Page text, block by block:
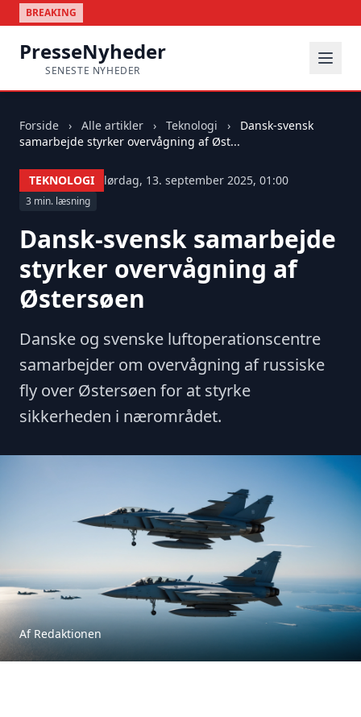
BREAKING
PresseNyheder
SENESTE NYHEDER
Forside › Alle artikler › Teknologi ›
Dansk-svensk
samarbejde styrker overvågning af Øst...
TEKNOLOGI lørdag, 13. september 2025, 01:00
3 min. læsning
Dansk-svensk samarbejde
styrker overvågning af
Østersøen
Danske og svenske luftoperationscentre
samarbejder om overvågning af russiske
fly over Østersøen for at styrke
sikkerheden i nærområdet.
Af Redaktionen